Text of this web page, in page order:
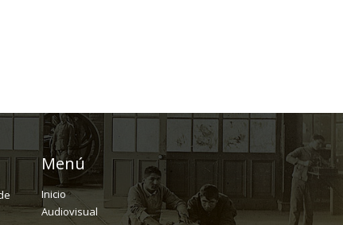
Menú
Inicio
Audiovisual